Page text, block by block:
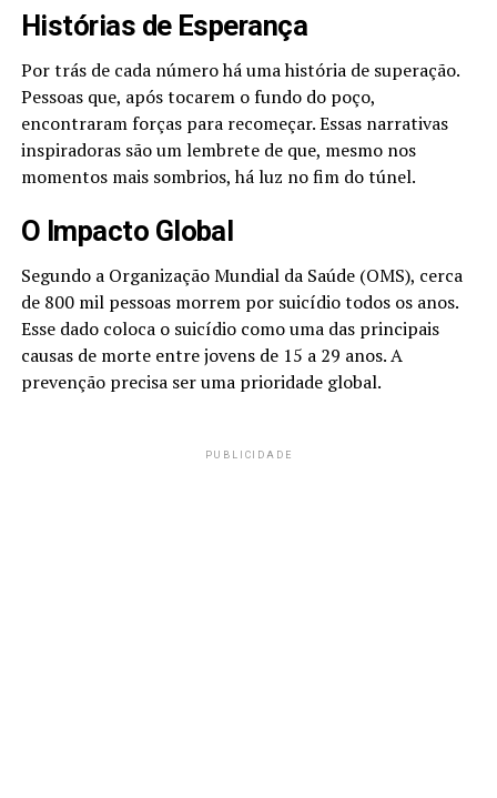
Histórias de Esperança
Por trás de cada número há uma história de superação.
Pessoas que, após tocarem o fundo do poço,
encontraram forças para recomeçar. Essas narrativas
inspiradoras são um lembrete de que, mesmo nos
momentos mais sombrios, há luz no fim do túnel.
O Impacto Global
Segundo a Organização Mundial da Saúde (OMS), cerca
de 800 mil pessoas morrem por suicídio todos os anos.
Esse dado coloca o suicídio como uma das principais
causas de morte entre jovens de 15 a 29 anos. A
prevenção precisa ser uma prioridade global.
PUBLICIDADE